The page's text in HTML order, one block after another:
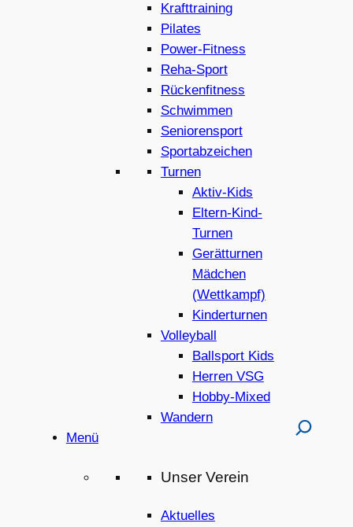
Krafttraining
Pilates
Power-Fitness
Reha-Sport
Rückenfitness
Schwimmen
Seniorensport
Sportabzeichen
Turnen
Aktiv-Kids
Eltern-Kind-
Turnen
Gerätturnen
Mädchen
(Wettkampf)
Kinderturnen
Volleyball
Ballsport Kids
Herren VSG
Hobby-Mixed
Wandern
Menü
Unser Verein
Aktuelles